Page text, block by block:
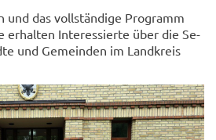
das voll­stän­di­ge Pro­gramm
er­hal­ten In­ter­es­sier­te über die Se­
und Ge­mein­den im Land­kreis